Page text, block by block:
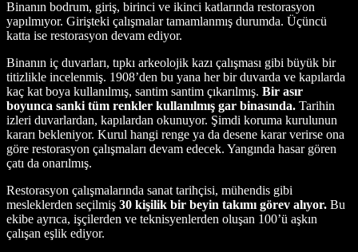
Binanın bodrum, giriş, birinci ve ikinci katlarında restorasyon
yapılmıyor. Girişteki çalışmalar tamamlanmış durumda. Üçüncü
katta ise restorasyon devam ediyor.
Binanın iç duvarları, tıpkı arkeolojik kazı çalışması gibi büyük bir
titizlikle incelenmiş. 1908’den bu yana her bir duvarda ve kapılarda
kaç kat boya kullanılmış, santim santim çıkarılmış. Bir asır
boyunca sanki tüm renkler kullanılmış gar binasında. Tarihin
izleri duvarlardan, kapılardan okunuyor. Şimdi koruma kurulunun
kararı bekleniyor. Kurul hangi renge ya da desene karar verirse ona
göre restorasyon çalışmaları devam edecek. Yangında hasar gören
çatı da onarılmış.
Restorasyon çalışmalarında sanat tarihçisi, mühendis gibi
mesleklerden seçilmiş 30 kişilik bir beyin takımı görev alıyor. Bu
ekibe ayrıca, işçilerden ve teknisyenlerden oluşan 100’ü aşkın
çalışan eşlik ediyor.